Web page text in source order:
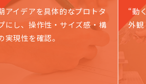
アイデアを具体的なプロトタ
にし、操作性・サイズ感・構
実現性を確認。
“動
外観